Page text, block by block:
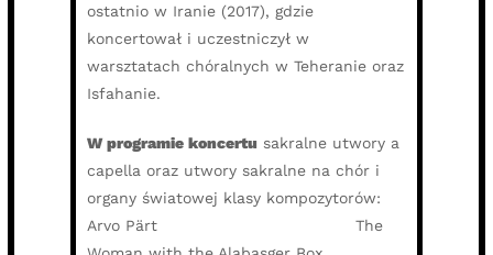
ostatnio w Iranie (2017), gdzie
koncertował i uczestniczył w
warsztatach chóralnych w Teheranie oraz
Isfahanie.
W programie koncertu sakralne utwory a
capella oraz utwory sakralne na chór i
organy światowej klasy kompozytorów:
Arvo Pärt The